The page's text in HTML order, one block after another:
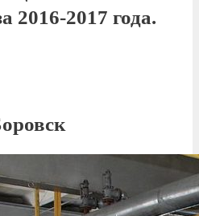
2016-2017 года.